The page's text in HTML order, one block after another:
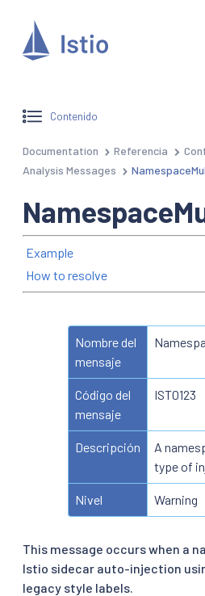
Contenido
Documentation Referencia
Analysis Messages
Example
How to resolve
Nombre del
mensaje
Código del
mensaje
IST0123
Descripción
A
type of
Nivel Warning
This message occurs when a
Istio sidecar auto-injection
legacy style labels.